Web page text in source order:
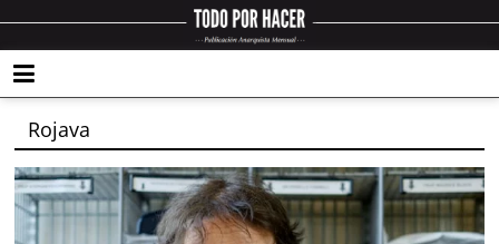
Rojava